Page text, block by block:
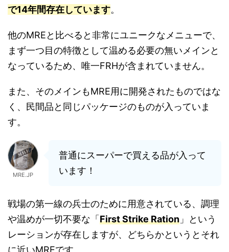
で14年間存在しています。
他のMREと比べると非常にユニークなメニューで、
まず一つ目の特徴として温める必要の無いメインと
なっているため、唯一FRHが含まれていません。
また、そのメインもMRE用に開発されたものではな
く、民間品と同じパッケージのものが入っていま
す。
MRE.JP
普通にスーパーで買える品が入って
います！
戦場の第一線の兵士のために用意されている、調理
や温めが一切不要な「 First Strike Ration 」という
レーションが存在しますが、どちらかというとそれ
に近いMREです。